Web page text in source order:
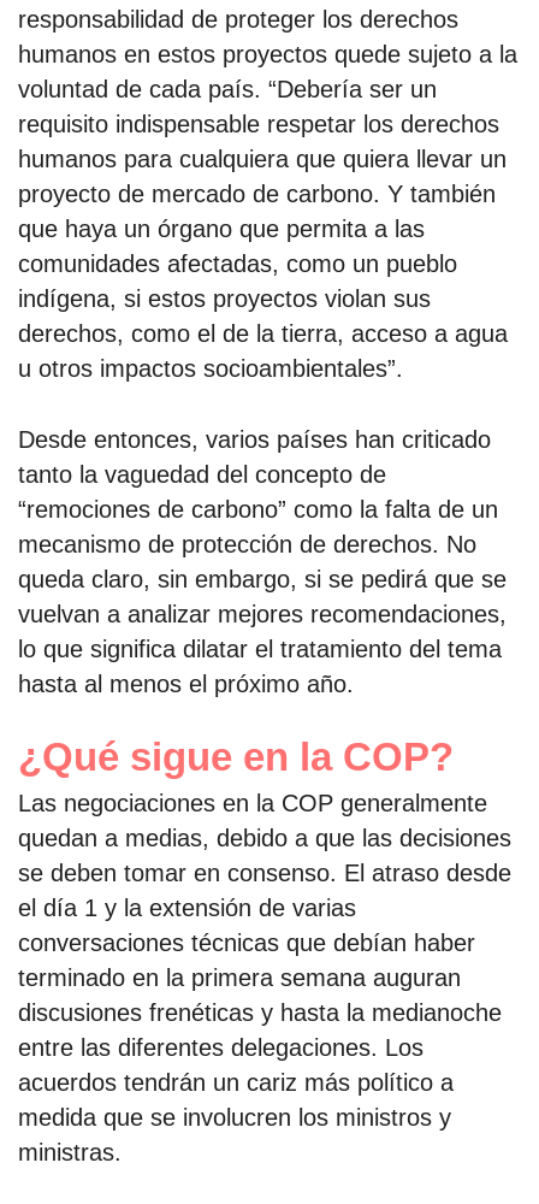
responsabilidad de proteger los derechos
humanos en estos proyectos quede sujeto a la
voluntad de cada país. “Debería ser un
requisito indispensable respetar los derechos
humanos para cualquiera que quiera llevar un
proyecto de mercado de carbono. Y también
que haya un órgano que permita a las
comunidades afectadas, como un pueblo
indígena, si estos proyectos violan sus
derechos, como el de la tierra, acceso a agua
u otros impactos socioambientales”.
Desde entonces, varios países han criticado
tanto la vaguedad del concepto de
“remociones de carbono” como la falta de un
mecanismo de protección de derechos. No
queda claro, sin embargo, si se pedirá que se
vuelvan a analizar mejores recomendaciones,
lo que significa dilatar el tratamiento del tema
hasta al menos el próximo año.
¿Qué sigue en la COP?
Las negociaciones en la COP generalmente
quedan a medias, debido a que las decisiones
se deben tomar en consenso. El atraso desde
el día 1 y la extensión de varias
conversaciones técnicas que debían haber
terminado en la primera semana auguran
discusiones frenéticas y hasta la medianoche
entre las diferentes delegaciones. Los
acuerdos tendrán un cariz más político a
medida que se involucren los ministros y
ministras.